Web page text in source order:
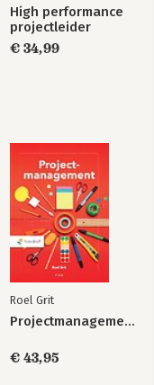
High performance
projectleider
€ 34,99
Roel Grit
Projectmanagement
€ 43,95